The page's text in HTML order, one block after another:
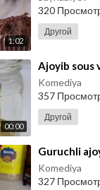
1:02
320
Другой
00:00
⁣Ajoyib sous
Komediya
357
Другой
⁣Guruchli
Komediya
327